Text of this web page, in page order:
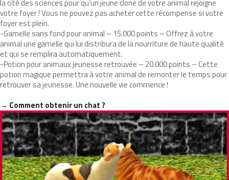
la cité des sciences pour qu’un jeune clone de votre animal rejoigne
votre foyer ! Vous ne pouvez pas acheter cette récompense si votre
foyer est plein.
-Gamelle sans fond pour animal – 15.000 points – Offrez à votre
animal une gamelle qui lui distribura de la nourriture de haute qualité
et qui se remplira automatiquement.
-Potion pour animaux jeunesse retrouvée – 20.000 points – Cette
potion magique permettra à votre animal de remonter le temps pour
retrouver sa jeunesse. Une nouvelle vie commence !
→ Comment obtenir un chat ?